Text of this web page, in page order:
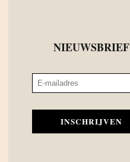
NIEUWSBRIEF
INSCHRIJVEN